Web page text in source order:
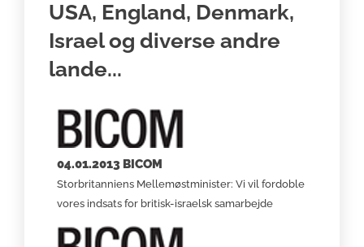
USA, England, Denmark,
Israel og diverse andre
lande...
04.01.2013 BICOM
Storbritanniens Mellemøstminister: Vi vil fordoble
vores indsats for britisk-israelsk samarbejde